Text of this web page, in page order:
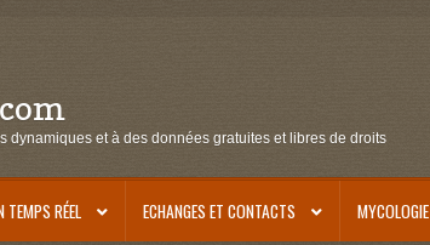
et à des données gratuites et libres de droits
TEMPS RÉEL ECHANGES ET CONTACTS MYCOLOGIE